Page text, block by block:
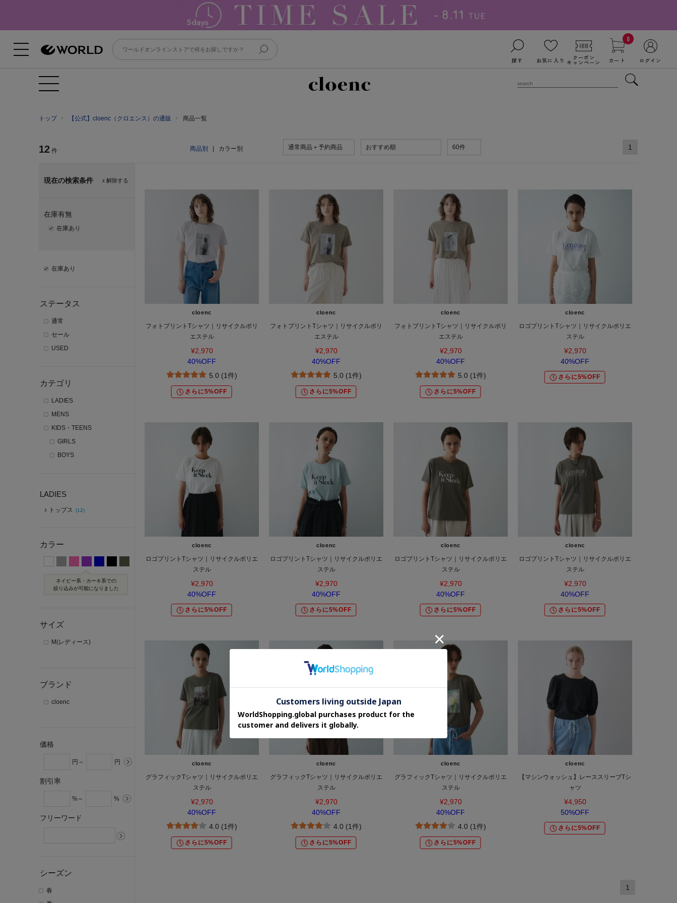
探す お気に入り クーポン
キャンペーン
0
カート ログイン
トップ 【公式】cloenc（クロエンス）の通販 商品一覧
12 件 商品別 カラー別 通常商品＋予約商品 おすすめ順 60件 1
ｘ解除する
現在の検索条件
在庫有無
在庫あり
在庫あり
ステータス
通常
セール
USED
カテゴリ
LADIES
MENS
KIDS・TEENS
GIRLS
BOYS
LADIES
トップス (12)
カラー
ネイビー系・カーキ系での
絞り込みが可能になりました
サイズ
M(レディース)
ブランド
cloenc
価格
円～ 円
割引率
%～ %
フリーワード
シーズン
春
cloenc
フォトプリントTシャツ｜リサイクルポリ
エステル
¥2,970
40%OFF
5.0 (1件)
さらに5%OFF
cloenc
フォトプリントTシャツ｜リサイクルポリ
エステル
¥2,970
40%OFF
5.0 (1件)
さらに5%OFF
cloenc
フォトプリントTシャツ｜リサイクルポリ
エステル
¥2,970
40%OFF
5.0 (1件)
さらに5%OFF
cloenc
ロゴプリントTシャツ｜リサイクルポリエ
ステル
¥2,970
40%OFF
さらに5%OFF
cloenc
ロゴプリントTシャツ｜リサイクルポリエ
ステル
¥2,970
40%OFF
さらに5%OFF
cloenc
ロゴプリントTシャツ｜リサイクルポリエ
ステル
¥2,970
40%OFF
さらに5%OFF
cloenc
ロゴプリントTシャツ｜リサイクルポリエ
ステル
¥2,970
40%OFF
さらに5%OFF
cloenc
ロゴプリントTシャツ｜リサイクルポリエ
ステル
¥2,970
40%OFF
さらに5%OFF
cloenc
グラフィックTシャツ｜リサイクルポリエ
ステル
¥2,970
40%OFF
4.0 (1件)
さらに5%OFF
cloenc
グラフィックTシャツ｜リサイクルポリエ
ステル
¥2,970
40%OFF
4.0 (1件)
さらに5%OFF
cloenc
グラフィックTシャツ｜リサイクルポリエ
ステル
¥2,970
40%OFF
4.0 (1件)
さらに5%OFF
cloenc
【マシンウォッシュ】レーススリーブTシ
ャツ
¥4,950
50%OFF
さらに5%OFF
1